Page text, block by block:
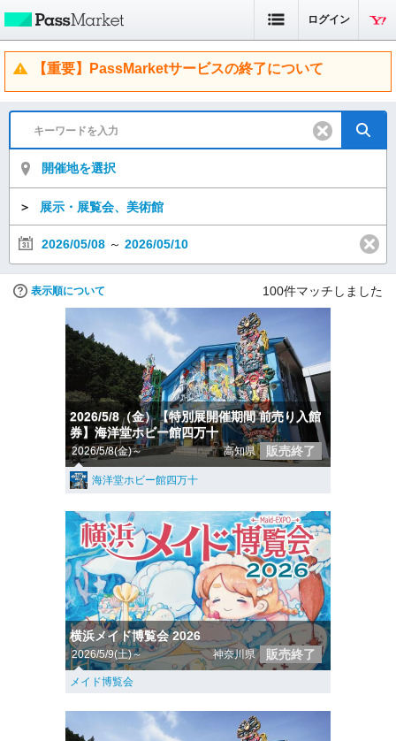
ログイン
【重要】PassMarketサービスの終了について
開催地を選択
＞ 展示・展覧会、美術館
2026/05/08 ～ 2026/05/10
表示順について 100件マッチしました
2026/5/8（金）【特別展開催期間 前売り入館
券】海洋堂ホビー館四万十
2026/5/8(金)～ 高知県 販売終了
海洋堂ホビー館四万十
横浜メイド博覧会 2026
2026/5/9(土)～ 神奈川県 販売終了
メイド博覧会